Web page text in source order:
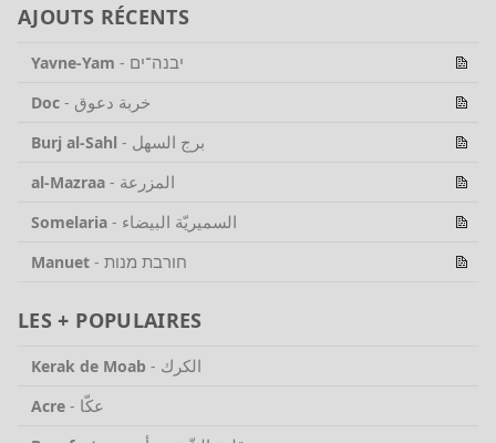
AJOUTS RÉCENTS
Yavne-Yam - יבנה־ים
Doc - خربة دعوق
Burj al-Sahl - برج السهل
al-Mazraa - المزرعة
Somelaria - السميريّة البيضاء
Manuet - חורבת מנות
LES + POPULAIRES
Kerak de Moab - الكرك
Acre - عكّا